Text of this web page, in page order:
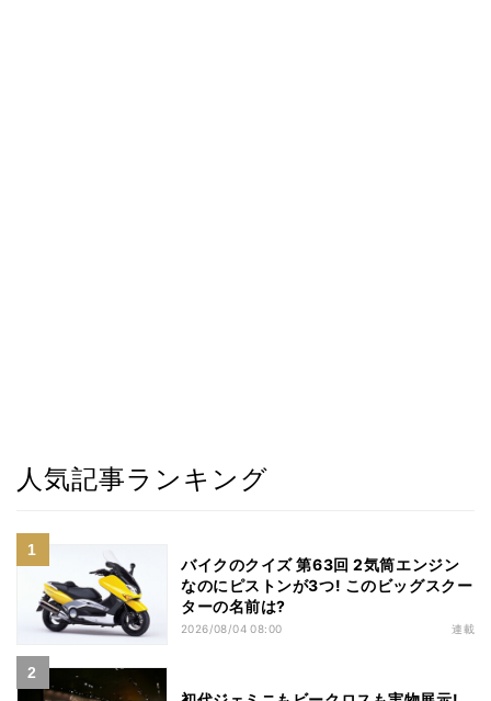
人気記事ランキング
バイクのクイズ 第63回 2気筒エンジン
なのにピストンが3つ! このビッグスクー
ターの名前は?
2026/08/04 08:00 連載